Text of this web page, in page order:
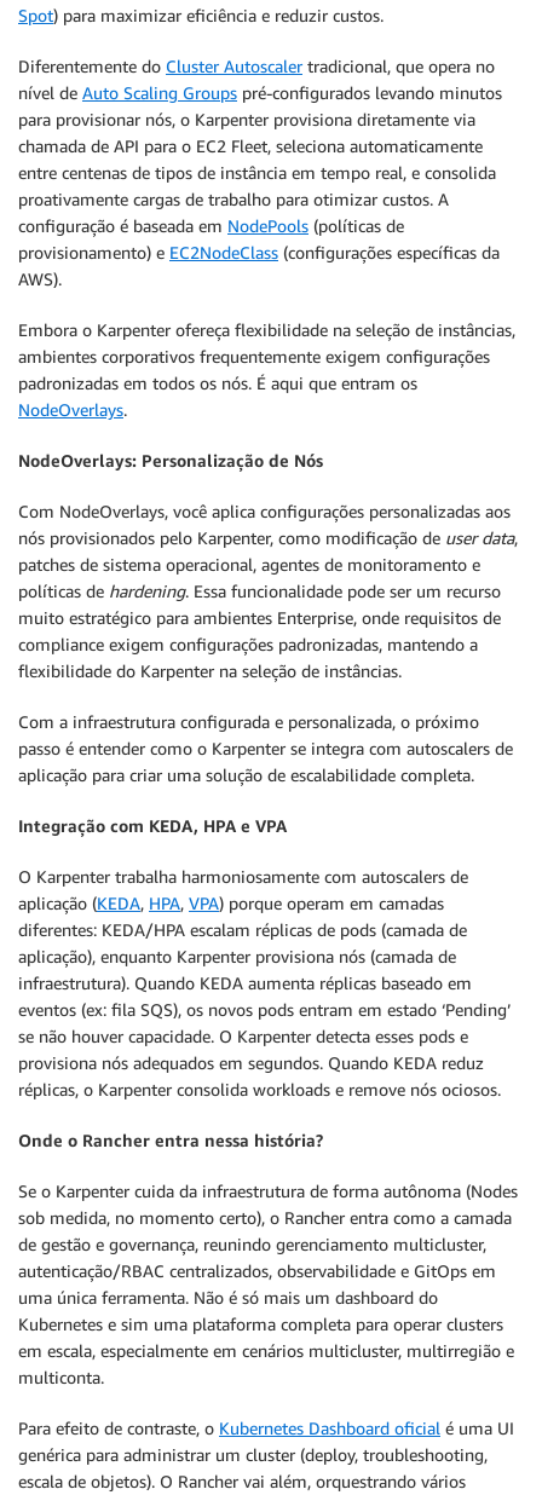
Spot) para maximizar eficiência e reduzir custos.
Diferentemente do Cluster Autoscalertradicional, que opera no
nível de Auto Scaling Groups pré-configurados levando minutos
para provisionar nós, o Karpenter provisiona diretamente via
chamada de API para o EC2 Fleet, seleciona automaticamente
entre centenas de tipos de instância em tempo real, e consolida
proativamente cargas de trabalho para otimizar custos. A
configuração é baseada em NodePools (políticas de
provisionamento) e EC2NodeClass (configurações específicas da
AWS).
Embora o Karpenter ofereça flexibilidade na seleção de instâncias,
ambientes corporativos frequentemente exigem configurações
padronizadas em todos os nós. É aqui que entram os
NodeOverlays.
NodeOverlays: Personalização de Nós
Com NodeOverlays, você aplica configurações personalizadas aos
nós provisionados pelo Karpenter, como modificação de user data,
patches de sistema operacional, agentes de monitoramento e
políticas de hardening. Essa funcionalidade pode ser um recurso
muito estratégico para ambientes Enterprise, onde requisitos de
compliance exigem configurações padronizadas, mantendo a
flexibilidade do Karpenter na seleção de instâncias.
Com a infraestrutura configurada e personalizada, o próximo
passo é entender como o Karpenter se integra com autoscalers de
aplicação para criar uma solução de escalabilidade completa.
Integração com KEDA, HPA e VPA
O Karpenter trabalha harmoniosamente com autoscalers de
aplicação (KEDA, HPA, VPA) porque operam em camadas
diferentes: KEDA/HPA escalam réplicas de pods (camada de
aplicação), enquanto Karpenter provisiona nós (camada de
infraestrutura). Quando KEDA aumenta réplicas baseado em
eventos (ex: fila SQS), os novos pods entram em estado ‘Pending’
se não houver capacidade. O Karpenter detecta esses pods e
provisiona nós adequados em segundos. Quando KEDA reduz
réplicas, o Karpenter consolida workloads e remove nós ociosos.
Onde o Rancher entra nessa história?
Se o Karpenter cuida da infraestrutura de forma autônoma (Nodes
sob medida, no momento certo), o Rancher entra como a camada
de gestão e governança, reunindo gerenciamento multicluster,
autenticação/RBAC centralizados, observabilidade e GitOps em
uma única ferramenta. Não é só mais um dashboard do
Kubernetes e sim uma plataforma completa para operar clusters
em escala, especialmente em cenários multicluster, multirregião e
multiconta.
Para efeito de contraste, o Kubernetes Dashboard oficial é uma UI
genérica para administrar um cluster (deploy, troubleshooting,
escala de objetos). O Rancher vai além, orquestrando vários